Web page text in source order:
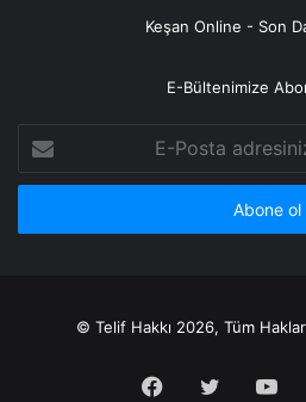
Keşan Online - Son
E-Bültenimize
Posta
adresinizi
© Telif Hakkı 2026, Tüm
Facebook
Twitter